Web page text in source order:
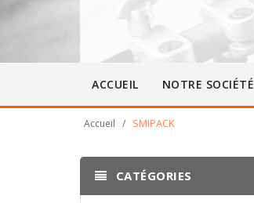
ACCUEIL NOTRE SOCIÉTÉ
Accueil SMIPACK
CATÉGORIES